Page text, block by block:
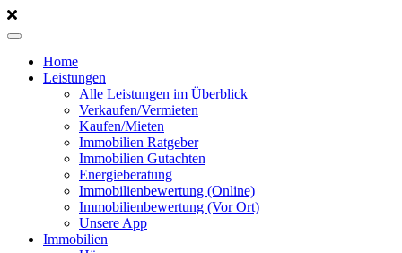
Home
Leistungen
Alle Leistungen im Überblick
Verkaufen/Vermieten
Kaufen/Mieten
Immobilien Ratgeber
Immobilien Gutachten
Energieberatung
Immobilienbewertung (Online)
Immobilienbewertung (Vor Ort)
Unsere App
Immobilien